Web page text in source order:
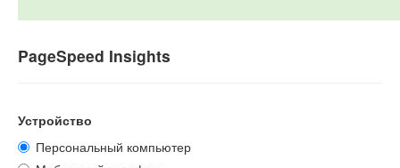
PageSpeed Insights
Устройство
Персональный компьютер